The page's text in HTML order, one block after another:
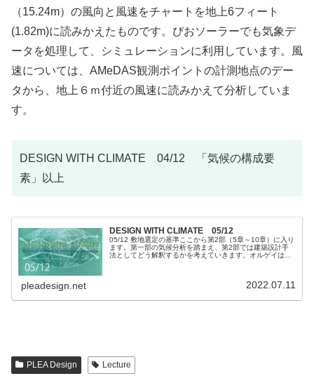
（15.24m）の風向と風速をチャートを地上6フィート
(1.82m)に読みかえたものです。びおソーラーでも気象デ
ータを処理して、シミュレーションに利用しています。風
速については、AMeDAS観測ポイントの計測地点のデー
タから、地上６ｍ付近の風速に読みかえて分析していま
す。
DESIGN WITH CLIMATE 04/12 「気候の構成要
素」以上
DESIGN WITH CLIMATE 05/12
05/12 敷地選定の基準ここから第2部（5章～10章）に入り
ます。第一部の気候分析を踏まえ、第2部では建築設計手
法としてどう解釈するかを考えていきます。オルゲイは第
pleadesign.net 2022.07.11
PLEA Design Lecture